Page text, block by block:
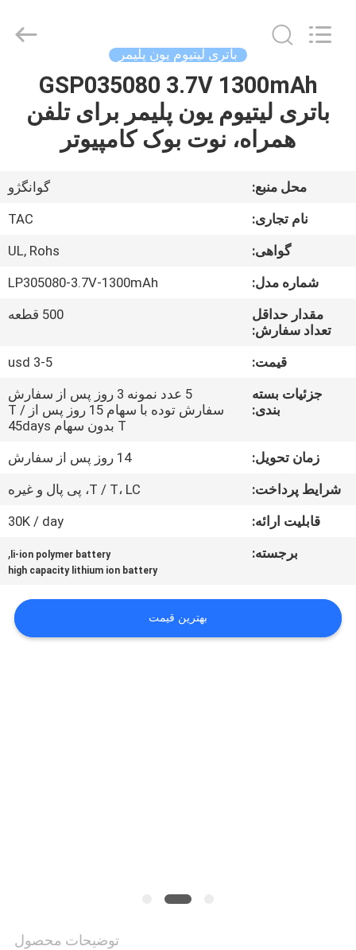
صفحه
اصلی
درباره
کارخانه
کنترل
کیفیت
بگیرید
Energy
باتری لیتیوم یون پلیمر
GSP035080 3.7V 1300mAh
باتری لیتیوم یون پلیمر برای تلفن
همراه، نوت بوک کامپیوتر
محل منبع:
گوانگژو
نام تجاری:
TAC
گواهی:
UL, Rohs
شماره مدل:
LP305080-3.7V-1300mAh
مقدار حداقل
تعداد سفارش:
500 قطعه
قیمت:
usd 3-5
جزئیات بسته
بندی:
5 عدد نمونه 3 روز پس از سفارش
سفارش توده با سهام 15 روز پس از T /
T بدون سهام 45days
زمان تحویل:
14 روز پس از سفارش
شرایط پرداخت:
T / T، LC، پی پال و غیره
قابلیت ارائه:
30K / day
برجسته:
li-ion polymer battery
,
high capacity lithium ion battery
بهترین قیمت
توضیحات محصول